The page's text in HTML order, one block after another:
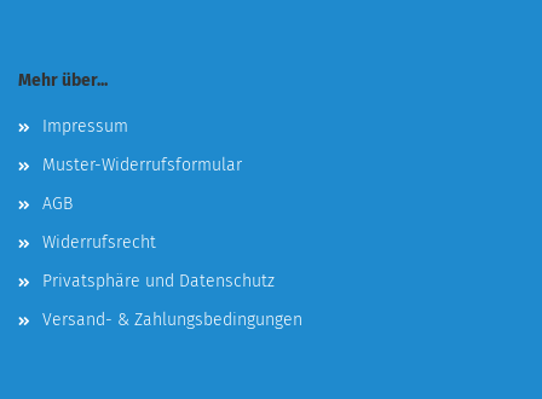
Mehr über...
Impressum
Muster-Widerrufsformular
AGB
Widerrufsrecht
Privatsphäre und Datenschutz
Versand- & Zahlungsbedingungen